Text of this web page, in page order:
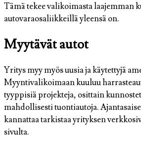
Tämä tekee valikoimasta laajemman
autovaraosaliikkeillä yleensä on.
Myytävät autot
Yritys myy myös uusia ja käytettyjä
Myyntivalikoimaan kuuluu
tyyppisiä projekteja, osittain
mahdollisesti tuontiautoja.
kannattaa tarkistaa yrityksen
sivulta.